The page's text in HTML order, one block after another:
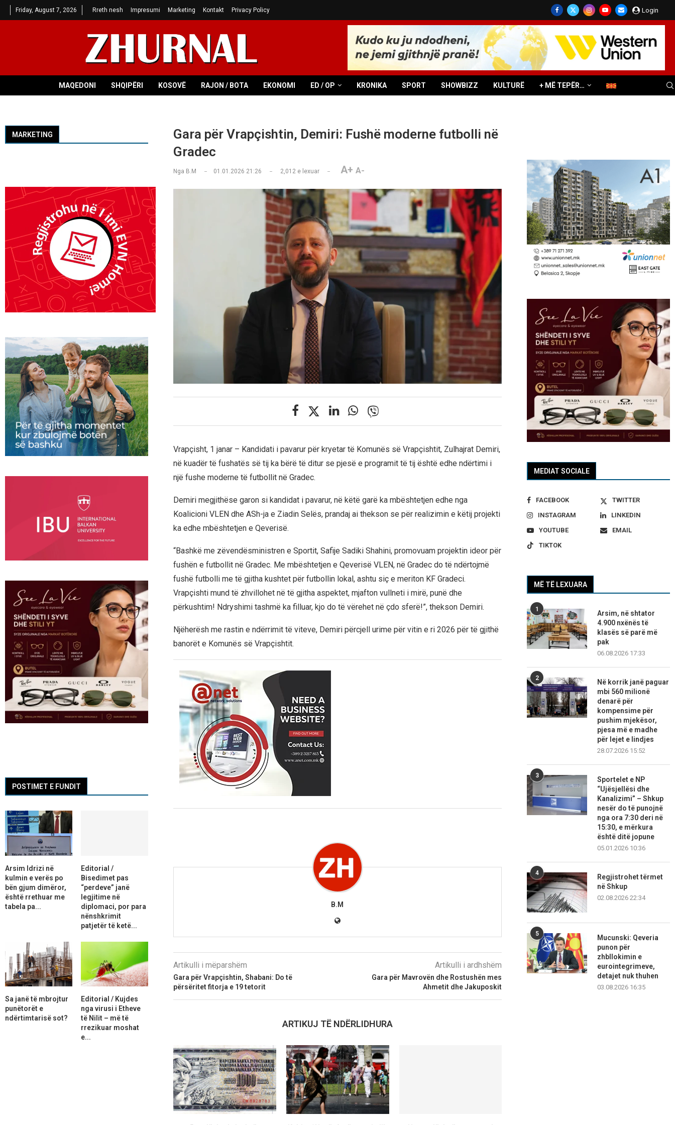
Friday, August 7, 2026 Rreth nesh Impresumi Marketing Kontakt Privacy Policy Login
MAQEDONI SHQIPËRI KOSOVË RAJON / BOTA EKONOMI ED / OP KRONIKA SPORT SHOWBIZZ KULTURË + MË TEPËR…
Gara për Vrapçishtin, Demiri: Fushë moderne futbolli në
Gradec
Nga B.M 01.01.2026 21:26 2,012e lexuar A+ A-
Vrapçisht, 1 janar – Kandidati i pavarur për kryetar të Komunës së Vrapçishtit, Zulhajrat Demiri,
në kuadër të fushatës së tij ka bërë të ditur se pjesë e programit të tij është edhe ndërtimi i
një fushe moderne të futbollit në Gradec.
Demiri megjithëse garon si kandidat i pavarur, në këtë garë ka mbështetjen edhe nga
Koalicioni VLEN dhe ASh-ja e Ziadin Selës, prandaj ai thekson se për realizimin e këtij projekti
ka edhe mbështetjen e Qeverisë.
“Bashkë me zëvendësministren e Sportit, Safije Sadiki Shahini, promovuam projektin ideor për
fushën e futbollit në Gradec. Me mbështetjen e Qeverisë VLEN, në Gradec do të ndërtojmë
fushë futbolli me të gjitha kushtet për futbollin lokal, ashtu siç e meriton KF Gradeci.
Vrapçishti mund të zhvillohet në të gjitha aspektet, mjafton vullneti i mirë, punë dhe
përkushtim! Ndryshimi tashmë ka filluar, kjo do të vërehet në çdo sferë!”, thekson Demiri.
Njëherësh me rastin e ndërrimit të viteve, Demiri përcjell urime për vitin e ri 2026 për të gjithë
banorët e Komunës së Vrapçishtit.
B.M
Artikulli i mëparshëm
Gara për Vrapçishtin, Shabani: Do të
përsëritet fitorja e 19 tetorit
Artikulli i ardhshëm
Gara për Mavrovën dhe Rostushën mes
Ahmetit dhe Jakuposkit
ARTIKUJ TË NDËRLIDHURA
MEDIAT SOCIALE
FACEBOOK
TWITTER
INSTAGRAM
LINKEDIN
YOUTUBE
EMAIL
TIKTOK
MË TË LEXUARA
1
Arsim, në shtator
4.900 nxënës të
klasës së parë më
pak
06.08.2026 17:33
2
Në korrik janë paguar
mbi 560 milionë
denarë për
kompensime për
pushim mjekësor,
pjesa më e madhe
për lejet e lindjes
28.07.2026 15:52
3
Sportelet e NP
“Ujësjellësi dhe
Kanalizimi” – Shkup
nesër do të punojnë
nga ora 7:30 deri në
15:30, e mërkura
është ditë jopune
05.01.2026 10:36
4
Regjistrohet tërmet
në Shkup
02.08.2026 22:34
5
Mucunski: Qeveria
punon për
zhbllokimin e
eurointegrimeve,
detajet nuk thuhen
03.08.2026 16:35
MARKETING
POSTIMET E FUNDIT
Arsim Idrizi në
kulmin e verës po
bën gjum dimëror,
është rrethuar me
tabela pa...
Editorial /
Bisedimet pas
“perdeve” janë
legjitime në
diplomaci, por para
nënshkrimit
patjetër të ketë...
Sa janë të mbrojtur
punëtorët e
ndërtimtarisë sot?
Editorial / Kujdes
nga virusi i Etheve
të Nilit – më të
rrezikuar moshat
e...